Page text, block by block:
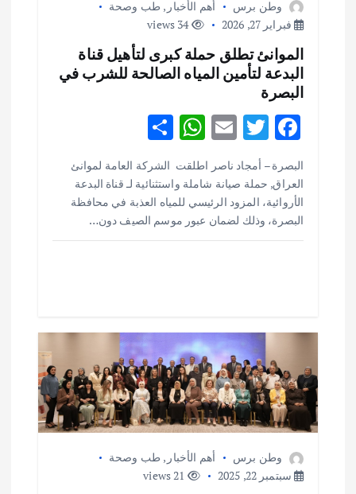
ت
وطن برس أهم الأخبار , طب وصحة
فبراير 27, 2026
34 views
الموانئ تطلق حملة كبرى لتأهيل قناة
البدعة لتأمين المياه الصالحة للشرب في
البصرة
F
ac
e
b
o
T
w
it
te
r
E
m
ai
l
W
h
at
s
A
S
h
ar
e
البصرة – أمجاد ناصر اطلقت الشركة العامة لموانئ
العراق, حملة صيانة شاملة واستثنائية لـ قناة البدعة
الأروائية، المزود الرئيسي للمياه العذبة في محافظة
البصرة، وذلك لضمان عبور موسم الصيف دون…
وطن برس أهم الأخبار , طب وصحة
سبتمبر 22, 2025